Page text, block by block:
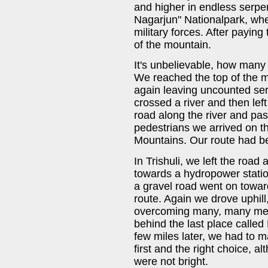
and higher in endless
Nagarjun" Nationalpark,
military forces. After
of the mountain.
It's unbelievable, how
We reached the top of the
again leaving uncounted
crossed a river and then
road along the river and
pedestrians we arrived on
Mountains. Our route had
In Trishuli, we left the road
towards a hydropower
a gravel road went on
route. Again we drove
overcoming many, many
behind the last place
few miles later, we had to
first and the right choice,
were not bright.